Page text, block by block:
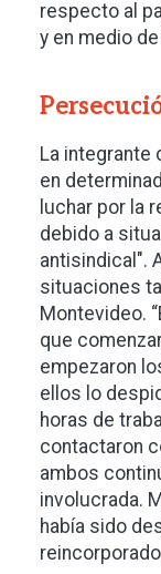
respecto al
y en medio
La integrante
en
luchar por la
debido a
antisindical".
situaciones
Montevideo.
que
empezaron
ellos lo
horas de
contactaron
ambos
involucrada.
había sido